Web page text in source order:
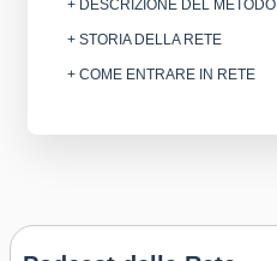
+ DESCRIZIONE DEL METODO
+ STORIA DELLA RETE
+ COME ENTRARE IN RETE